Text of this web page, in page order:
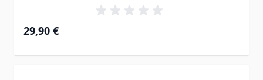
29,90 €